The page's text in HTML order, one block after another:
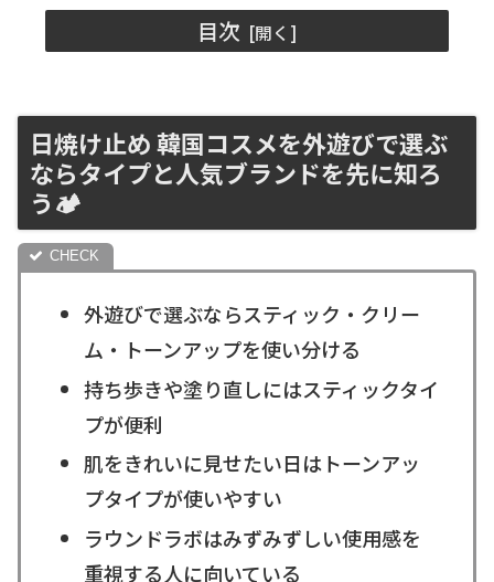
目次
日焼け止め 韓国コスメを外遊びで選ぶ
ならタイプと人気ブランドを先に知ろ
う🏕
外遊びで選ぶならスティック・クリー
ム・トーンアップを使い分ける
持ち歩きや塗り直しにはスティックタイ
プが便利
肌をきれいに見せたい日はトーンアッ
プタイプが使いやすい
ラウンドラボはみずみずしい使用感を
重視する人に向いている